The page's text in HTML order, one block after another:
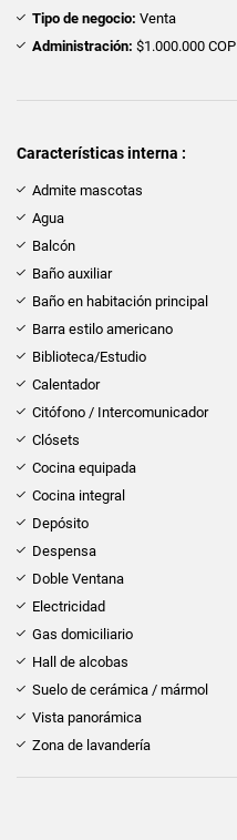
Tipo de negocio: Venta
Administración: $1.000.000 COP
Características interna :
Admite mascotas
Agua
Balcón
Baño auxiliar
Baño en habitación principal
Barra estilo americano
Biblioteca/Estudio
Calentador
Citófono / Intercomunicador
Clósets
Cocina equipada
Cocina integral
Depósito
Despensa
Doble Ventana
Electricidad
Gas domiciliario
Hall de alcobas
Suelo de cerámica / mármol
Vista panorámica
Zona de lavandería